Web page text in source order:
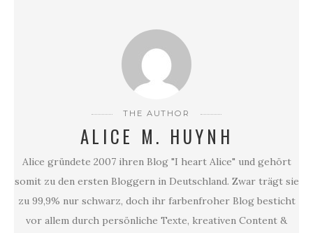
THE AUTHOR
ALICE M. HUYNH
Alice gründete 2007 ihren Blog "I heart Alice" und gehört
somit zu den ersten Bloggern in Deutschland. Zwar trägt sie
zu 99,9% nur schwarz, doch ihr farbenfroher Blog besticht
vor allem durch persönliche Texte, kreativen Content &